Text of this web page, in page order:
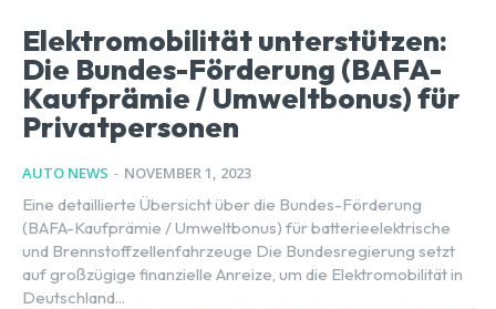
Elektromobilität unterstützen:
Die Bundes-Förderung (BAFA-
Kaufprämie / Umweltbonus) für
Privatpersonen
AUTO NEWS - NOVEMBER 1, 2023
Eine detaillierte Übersicht über die Bundes-Förderung
(BAFA-Kaufprämie / Umweltbonus) für batterieelektrische
und Brennstoffzellenfahrzeuge Die Bundesregierung setzt
auf großzügige finanzielle Anreize, um die Elektromobilität in
Deutschland...